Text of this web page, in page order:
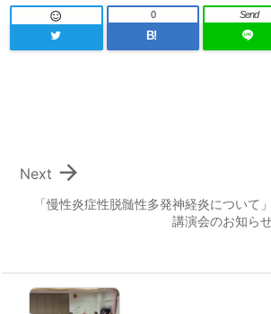

B!
0 Send
「慢性炎症性脱髄性多発神経炎について」
講演会のお知ら

Next